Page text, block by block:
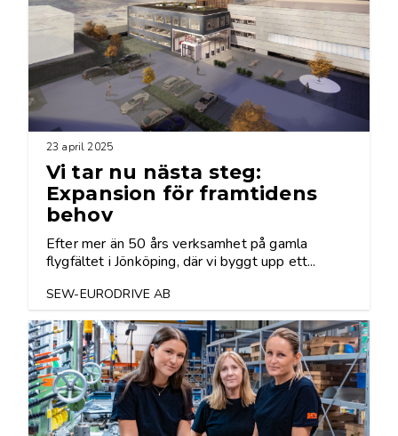
23 april 2025
Vi tar nu nästa steg:
Expansion för framtidens
behov
Efter mer än 50 års verksamhet på gamla
flygfältet i Jönköping, där vi byggt upp ett...
SEW-EURODRIVE AB